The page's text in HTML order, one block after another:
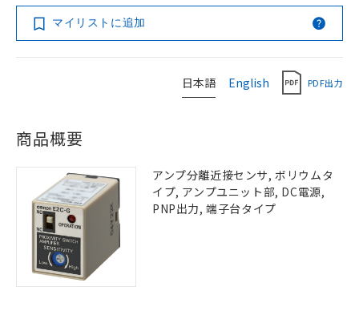
マイリストに追加
日本語 English PDF出力
商品概要
アンプ分離近接センサ, ボリウムタ
イプ, アンプユニット部, DC電源,
PNP出力, 端子台タイプ